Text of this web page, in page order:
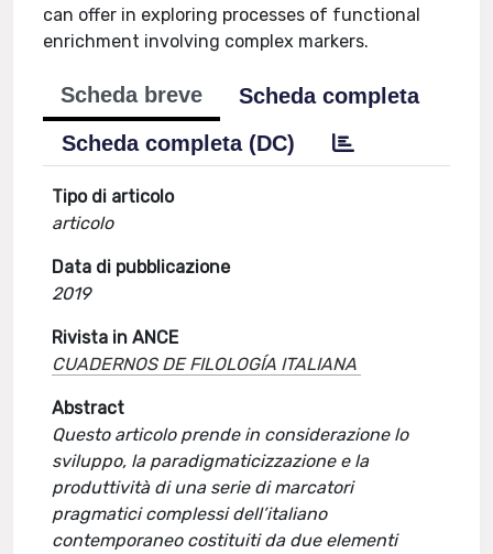
can offer in exploring processes of functional
enrichment involving complex markers.
Scheda breve
Scheda completa
Scheda completa (DC)
Tipo di articolo
articolo
Data di pubblicazione
2019
Rivista in ANCE
CUADERNOS DE FILOLOGÍA ITALIANA
Abstract
Questo articolo prende in considerazione lo
sviluppo, la paradigmaticizzazione e la
produttività di una serie di marcatori
pragmatici complessi dell’italiano
contemporaneo costituiti da due elementi